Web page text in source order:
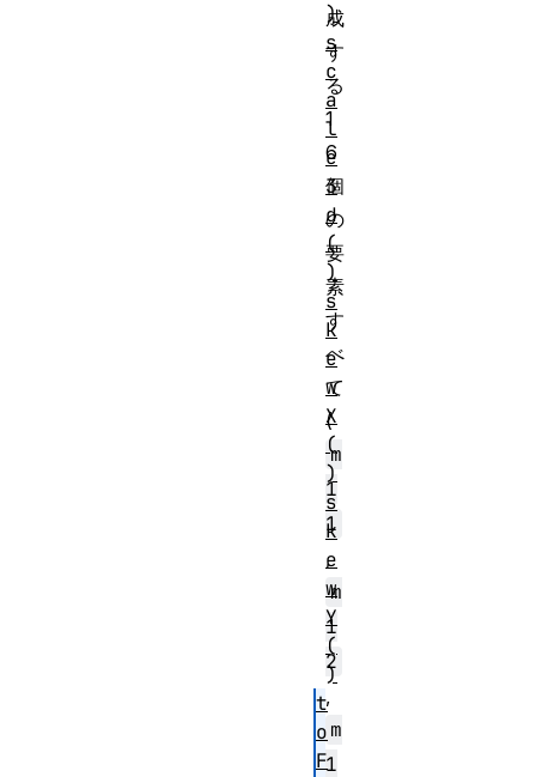
成
す
る
1
6
個
の
要
素
す
べ
て
(
m
1
1
,
m
1
2
,
m
1
)
s
c
a
l
e
3
d
(
)
s
k
e
w
X
(
)
s
k
e
w
Y
(
)
t
o
F